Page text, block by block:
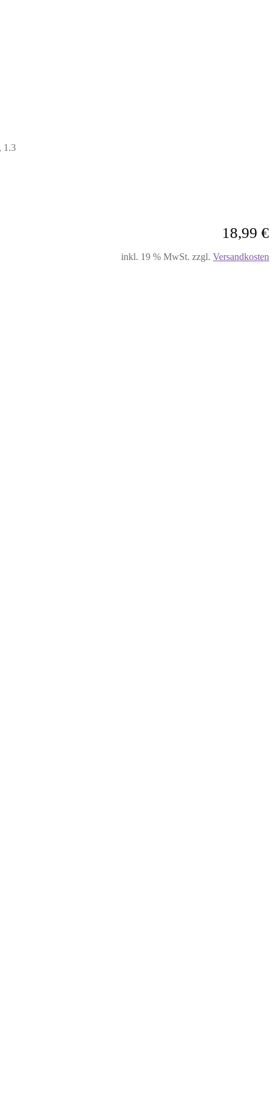
1.3
18,99 €
inkl. 19 % MwSt. zzgl. Versandkosten